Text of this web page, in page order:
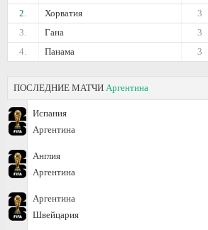
2.
Хорватия
3
3.
Гана
3
4.
Панама 3
ПОСЛЕДНИЕ МАТЧИ Аргентина
Испания
Аргентина
Англия
Аргентина
Аргентина
Швейцария